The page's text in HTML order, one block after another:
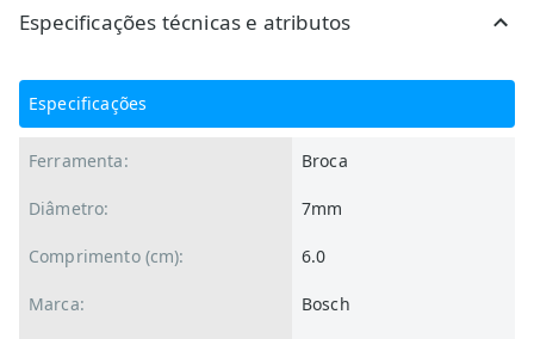
Especificações técnicas e atributos
Especificações
Ferramenta: Broca
Diâmetro: 7mm
Comprimento (cm): 6.0
Marca: Bosch